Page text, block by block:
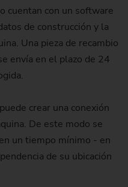
cuentan con un software
de construcción y la
Una pieza de recambio
envía en el plazo de 24
crear una conexión
De este modo se
un tiempo mínimo - en
de su ubicación